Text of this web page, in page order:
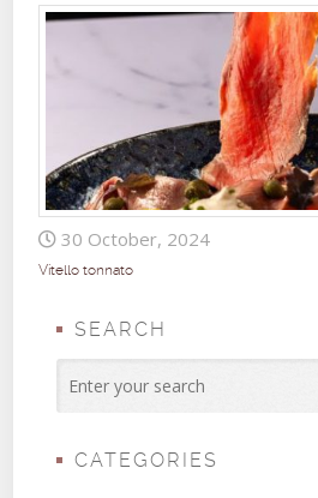
30 October, 2024
Vitello tonnato
SEARCH
CATEGORIES